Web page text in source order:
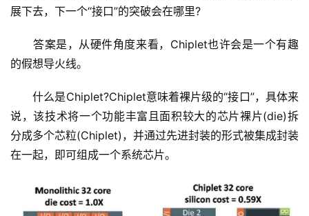
展下去，下一个“接口”的突破会在哪里?
答案是，从硬件角度来看，Chiplet也许会是一个有趣
的假想导火线。
什么是Chiplet?Chiplet意味着裸片级的“接口”，具体来
说，该技术将一个功能丰富且面积较大的芯片裸片(die)拆
分成多个芯粒(Chiplet)，并通过先进封装的形式被集成封装
在一起，即可组成一个系统芯片。